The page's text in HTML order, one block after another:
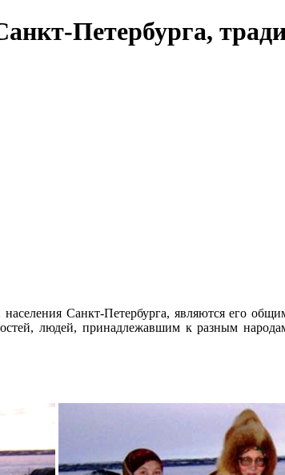
Петербурга,
Санкт-Петербурга, являются его
людей, принадлежавшим к разным